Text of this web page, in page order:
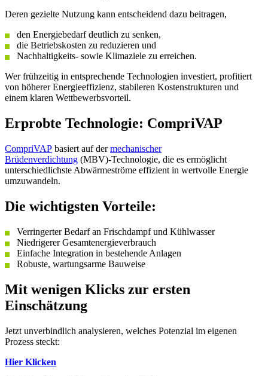
Deren gezielte Nutzung kann entscheidend dazu beitragen,
den Energiebedarf deutlich zu senken,
die Betriebskosten zu reduzieren und
Nachhaltigkeits- sowie Klimaziele zu erreichen.
Wer frühzeitig in entsprechende Technologien investiert, profitiert
von höherer Energieeffizienz, stabileren Kostenstrukturen und
einem klaren Wettbewerbsvorteil.
Erprobte Technologie: CompriVAP
CompriVAP basiert auf dermechanischer
Brüdenverdichtung (MBV)-Technologie, die es ermöglicht
unterschiedlichste Abwärmeströme effizient in wertvolle Energie
umzuwandeln.
Die wichtigsten Vorteile:
Verringerter Bedarf an Frischdampf und Kühlwasser
Niedrigerer Gesamtenergieverbrauch
Einfache Integration in bestehende Anlagen
Robuste, wartungsarme Bauweise
Mit wenigen Klicks zur ersten
Einschätzung
Jetzt unverbindlich analysieren, welches Potenzial im eigenen
Prozess steckt:
Hier Klicken